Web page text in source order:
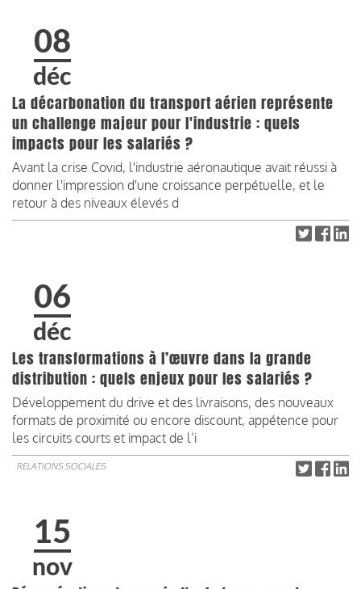
08
déc
La décarbonation du transport aérien représente
un challenge majeur pour l'industrie : quels
impacts pour les salariés ?
Avant la crise Covid, l'industrie aéronautique avait réussi à
donner l'impression d'une croissance perpétuelle, et le
retour à des niveaux élevés d
06
déc
Les transformations à l’œuvre dans la grande
distribution : quels enjeux pour les salariés ?
Développement du drive et des livraisons, des nouveaux
formats de proximité ou encore discount, appétence pour
les circuits courts et impact de l’i
RELATIONS SOCIALES
15
nov